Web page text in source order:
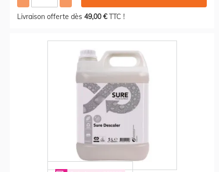
Livraison offerte dès 49,00 €TTC !